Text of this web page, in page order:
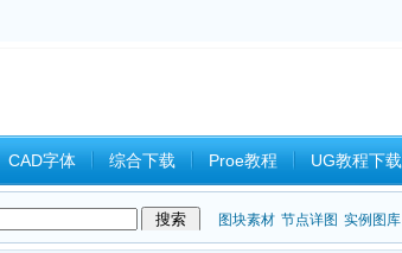
CAD字体 综合下载 Proe教程 UG教程下载
Catia教程 CAD习题 CAM CAD2008
图块素材 节点详图 实例图库